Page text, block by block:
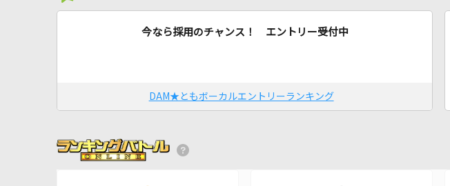
今なら採用のチャンス！ エントリー受付中
DAM★ともボーカルエントリーランキング